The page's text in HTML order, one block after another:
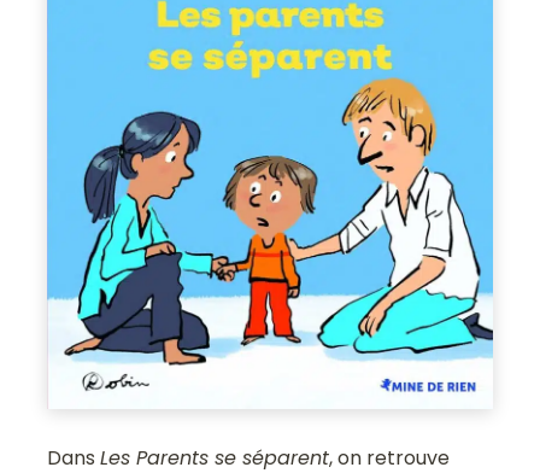
DansLes Parents se séparent, on retrouve